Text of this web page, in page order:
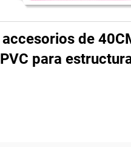
accesorios de
PVC para